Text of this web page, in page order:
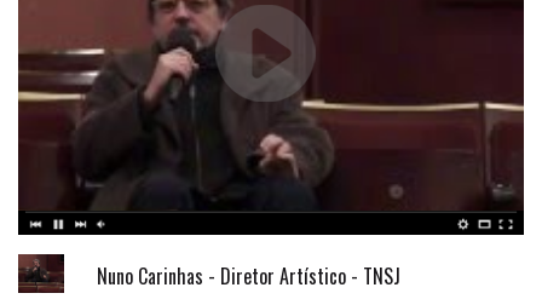
Nuno Carinhas - Diretor Artístico - TNSJ